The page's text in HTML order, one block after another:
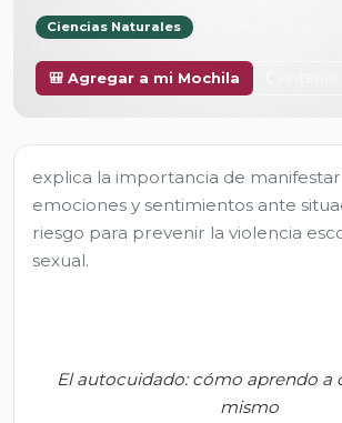
Ciencias Naturales
🎒 Agregar a mi Mochila
explica la importancia de manifestar
emociones y sentimientos ante
riesgo para prevenir la violencia
sexual.
El autocuidado: cómo aprendo a
mismo